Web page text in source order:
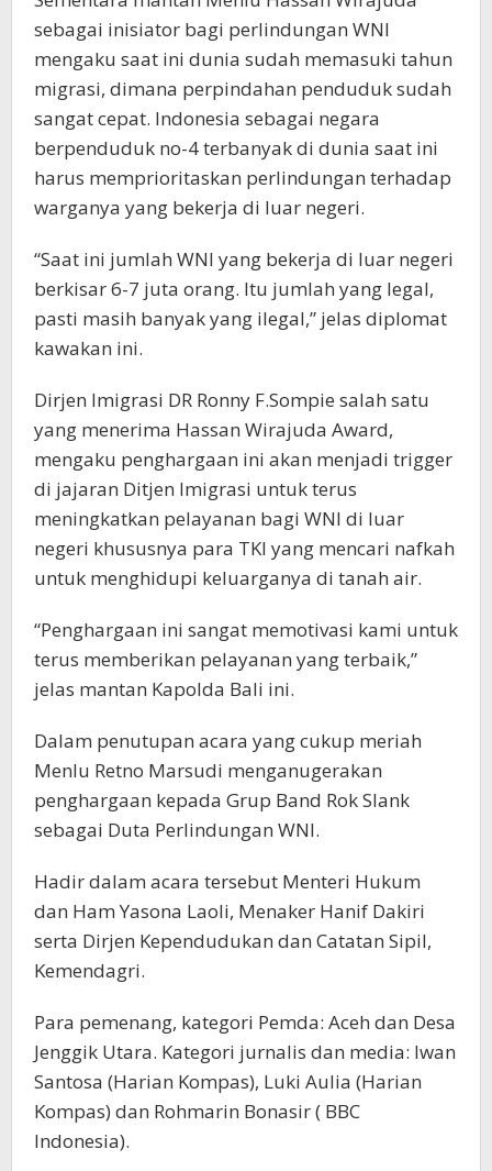
sebagai inisiator bagi perlindungan WNI
mengaku saat ini dunia sudah memasuki tahun
migrasi, dimana perpindahan penduduk sudah
sangat cepat. Indonesia sebagai negara
berpenduduk no-4 terbanyak di dunia saat ini
harus memprioritaskan perlindungan terhadap
warganya yang bekerja di luar negeri.
“Saat ini jumlah WNI yang bekerja di luar negeri
berkisar 6-7 juta orang. Itu jumlah yang legal,
pasti masih banyak yang ilegal,” jelas diplomat
kawakan ini.
Dirjen Imigrasi DR Ronny F.Sompie salah satu
yang menerima Hassan Wirajuda Award,
mengaku penghargaan ini akan menjadi trigger
di jajaran Ditjen Imigrasi untuk terus
meningkatkan pelayanan bagi WNI di luar
negeri khususnya para TKI yang mencari nafkah
untuk menghidupi keluarganya di tanah air.
“Penghargaan ini sangat memotivasi kami untuk
terus memberikan pelayanan yang terbaik,”
jelas mantan Kapolda Bali ini.
Dalam penutupan acara yang cukup meriah
Menlu Retno Marsudi menganugerakan
penghargaan kepada Grup Band Rok Slank
sebagai Duta Perlindungan WNI.
Hadir dalam acara tersebut Menteri Hukum
dan Ham Yasona Laoli, Menaker Hanif Dakiri
serta Dirjen Kependudukan dan Catatan Sipil,
Kemendagri.
Para pemenang, kategori Pemda: Aceh dan Desa
Jenggik Utara. Kategori jurnalis dan media: Iwan
Santosa (Harian Kompas), Luki Aulia (Harian
Kompas) dan Rohmarin Bonasir ( BBC
Indonesia).